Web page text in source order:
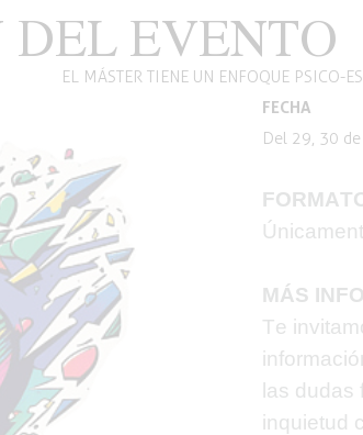
EVENTO
EL MÁSTER TIENE UN ENFOQUE PSICO-
FECHA
Del 29, 30
MÁS
Te
las dudas
inquietud